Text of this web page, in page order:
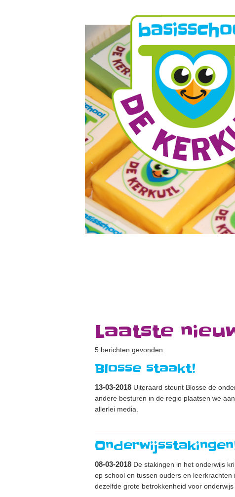
Laatste
5 berichten gevonden
Blosse staakt!
13-03-2018 Uiteraard steunt Blosse de
andere besturen in de regio plaatsen we
allerlei media.
08-03-2018 De stakingen in het onderwijs
op school en tussen ouders en
dezelfde grote betrokkenheid voor